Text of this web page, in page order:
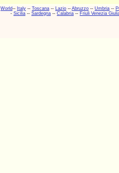
World-- Italy -- Toscana -- Lazio -- Abruzzo -- Umbria --
- Sicilia -- Sardegna -- Calabria -- Friuli Venezia